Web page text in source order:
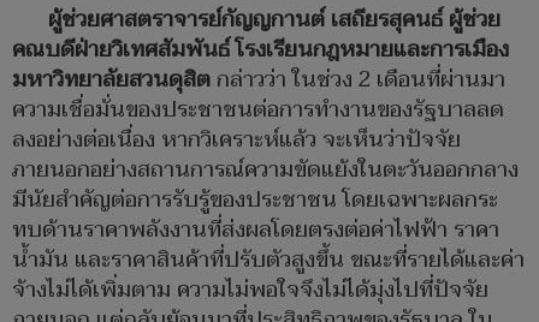
ผู้ช่วยศาสตราจารย์กัญญกานต์ เสถียรสุคนธ์ ผู้ช่วย
คณบดีฝ่ายวิเทศสัมพันธ์ โรงเรียนกฎหมายและการเมือง
มหาวิทยาลัยสวนดุสิตกล่าวว่า ในช่วง 2 เดือนที่ผ่านมา
ความเชื่อมั่นของประชาชนต่อการทำงานของรัฐบาลลด
ลงอย่างต่อเนื่อง หากวิเคราะห์แล้ว จะเห็นว่าปัจจัย
ภายนอกอย่างสถานการณ์ความขัดแย้งในตะวันออกกลาง
มีนัยสำคัญต่อการรับรู้ของประชาชน โดยเฉพาะผลกระ
ทบด้านราคาพลังงานที่ส่งผลโดยตรงต่อค่าไฟฟ้า ราคา
น้ำมัน และราคาสินค้าที่ปรับตัวสูงขึ้น ขณะที่รายได้และค่า
จ้างไม่ได้เพิ่มตาม ความไม่พอใจจึงไม่ได้มุ่งไปที่ปัจจัย